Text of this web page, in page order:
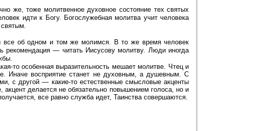
же, тоже молитвенное духовное состояние тех святых
идти к Богу. Богослужебная молитва учит человека
об одном и том же молимся. В то же время человек
— читать Иисусову молитву. Люди иногда
то особенная выразительность мешает молитве. Чтец и
Иначе восприятие станет не духовным, а душевным. С
с другой — какие-то естественные смысловые акценты
делается не обязательно повышением голоса, но и
все равно служба идет, Таинства совершаются.